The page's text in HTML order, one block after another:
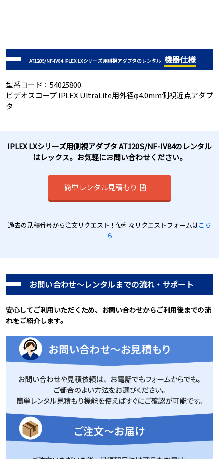
AT120S/NF-IV84 IPLEX LXシリーズ用側視アダプタのレンタル 機器仕様
型番コード：54025800
ビデオスコープ IPLEX UltraLite用外径φ4.0mm側視近点アダプ
タ
IPLEX LXシリーズ用側視アダプタ AT120S/NF-IV84のレンタル
はレックス。お気軽にお問い合わせください。
簡単レンタル見積もり
過去の見積番号から注文リクエスト！便利なリクエストフォームはこち
ら
お問い合わせ～レンタルまでの流れ・サポート
安心してご利用いただくため、お問い合わせからご利用後までの流
れをご紹介します。